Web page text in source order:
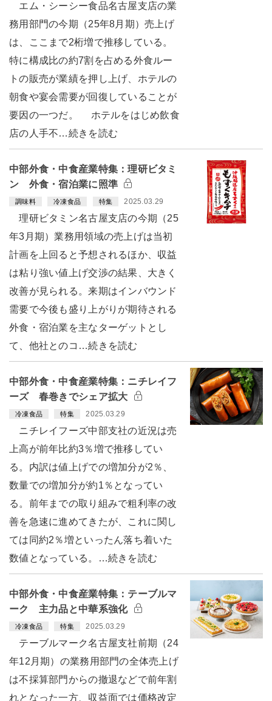
エム・シーシー食品名古屋支店の業
務用部門の今期（25年8月期）売上げ
は、ここまで2桁増で推移している。
特に構成比の約7割を占める外食ルー
トの販売が業績を押し上げ、ホテルの
朝食や宴会需要が回復していることが
要因の一つだ。 ホテルをはじめ飲食
店の人手不…続きを読む
中部外食・中食産業特集：理研ビタミ
ン 外食・宿泊業に照準
調味料 冷凍食品 特集 2025.03.29
理研ビタミン名古屋支店の今期（25
年3月期）業務用領域の売上げは当初
計画を上回ると予想されるほか、収益
は粘り強い値上げ交渉の結果、大きく
改善が見られる。来期はインバウンド
需要で今後も盛り上がりが期待される
外食・宿泊業を主なターゲットとし
て、他社とのコ…続きを読む
中部外食・中食産業特集：ニチレイフ
ーズ 春巻きでシェア拡大
冷凍食品 特集 2025.03.29
ニチレイフーズ中部支社の近況は売
上高が前年比約3％増で推移してい
る。内訳は値上げでの増加分が2％、
数量での増加分が約1％となってい
る。前年までの取り組みで粗利率の改
善を急速に進めてきたが、これに関し
ては同約2％増といったん落ち着いた
数値となっている。…続きを読む
中部外食・中食産業特集：テーブルマ
ーク 主力品と中華系強化
冷凍食品 特集 2025.03.29
テーブルマーク名古屋支社前期（24
年12月期）の業務用部門の全体売上げ
は不採算部門からの撤退などで前年割
れとなった一方、収益面では価格改定